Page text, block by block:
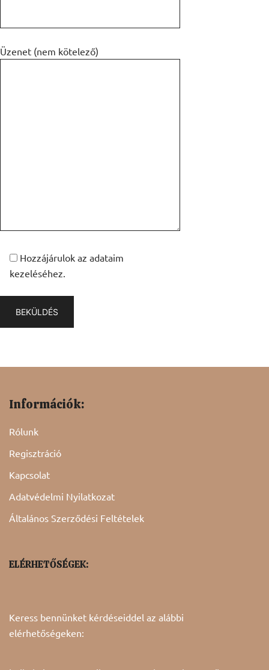
Üzenet (nem kötelező)
Hozzájárulok az adataim
kezeléséhez.
Információk:
Rólunk
Regisztráció
Kapcsolat
Adatvédelmi Nyilatkozat
Általános Szerződési Feltételek
ELÉRHETŐSÉGEK:
Keress bennünket kérdéseiddel az alábbi
elérhetőségeken: